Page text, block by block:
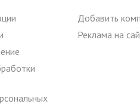
Добавить
Реклама на